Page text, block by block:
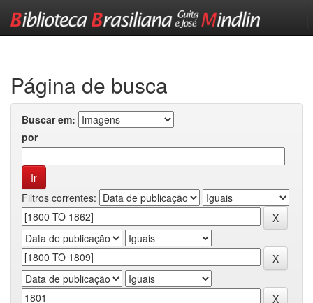
Página de busca
Buscar em:
por
Filtros correntes: